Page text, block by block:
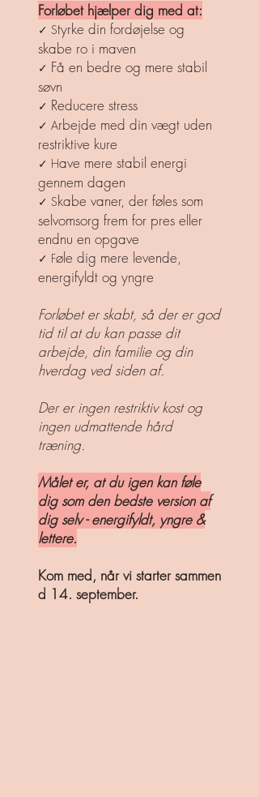
Forløbet hjælper dig med at:
✓ Styrke din fordøjelse og
skabe ro i maven
✓ Få en bedre og mere stabil
søvn
✓ Reducere stress
✓ Arbejde med din vægt uden
restriktive kure
✓ Have mere stabil energi
gennem dagen
✓ Skabe vaner, der føles som
selvomsorg frem for pres eller
endnu en opgave
✓ Føle dig mere levende,
energifyldt og yngre
Forløbet er skabt, så der er god
tid til at du kan passe dit
arbejde, din familie og din
hverdag ved siden af.
Der er ingen restriktiv kost og
ingen udmattende hård
træning.
Målet er, at du igen kan føle
dig som den bedste version af
dig selv - energifyldt, yngre &
lettere.
Kom med, når vi starter sammen
d 14. september​.